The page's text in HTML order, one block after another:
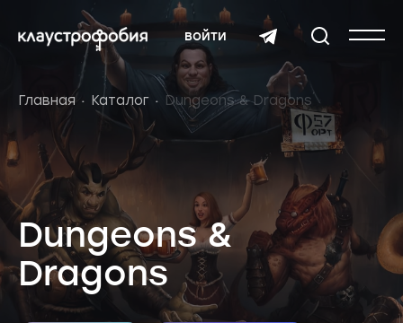
войти
Главная Каталог Dungeons & Dragons
Dungeons &
Dragons